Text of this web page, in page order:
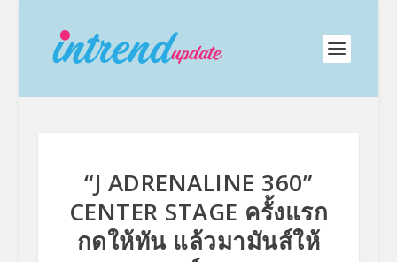
“J ADRENALINE 360”
CENTER STAGE ครั้งแรก
กดให้ทัน แล้วมามันส์ให้